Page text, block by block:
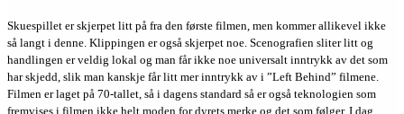
Skuespillet er skjerpet litt på fra den første filmen, men kommer allikevel ikke
så langt i denne. Klippingen er også skjerpet noe. Scenografien sliter litt og
handlingen er veldig lokal og man får ikke noe universalt inntrykk av det som
har skjedd, slik man kanskje får litt mer inntrykk av i ”Left Behind” filmene.
Filmen er laget på 70-tallet, så i dagens standard så er også teknologien som
fremvises i filmen ikke helt moden for dyrets merke og det som følger. I dag